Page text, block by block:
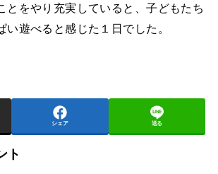
とをやり充実していると、子どもたち
い遊べると感じた１日でした。
シェア 送る
ト